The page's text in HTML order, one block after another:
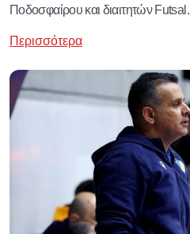
Ποδοσφαίρου και διαιτητών Futsal.
Περισσότερα